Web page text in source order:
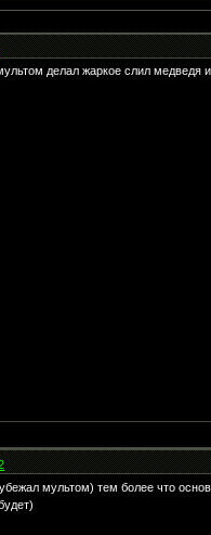
делал жаркое слил медведя
мультом) тем более что